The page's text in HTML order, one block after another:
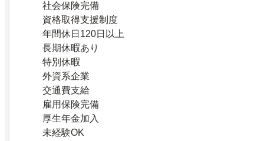
社会保険完備
資格取得支援制度
年間休日120日以上
長期休暇あり
特別休暇
外資系企業
交通費支給
雇用保険完備
厚生年金加入
未経験OK